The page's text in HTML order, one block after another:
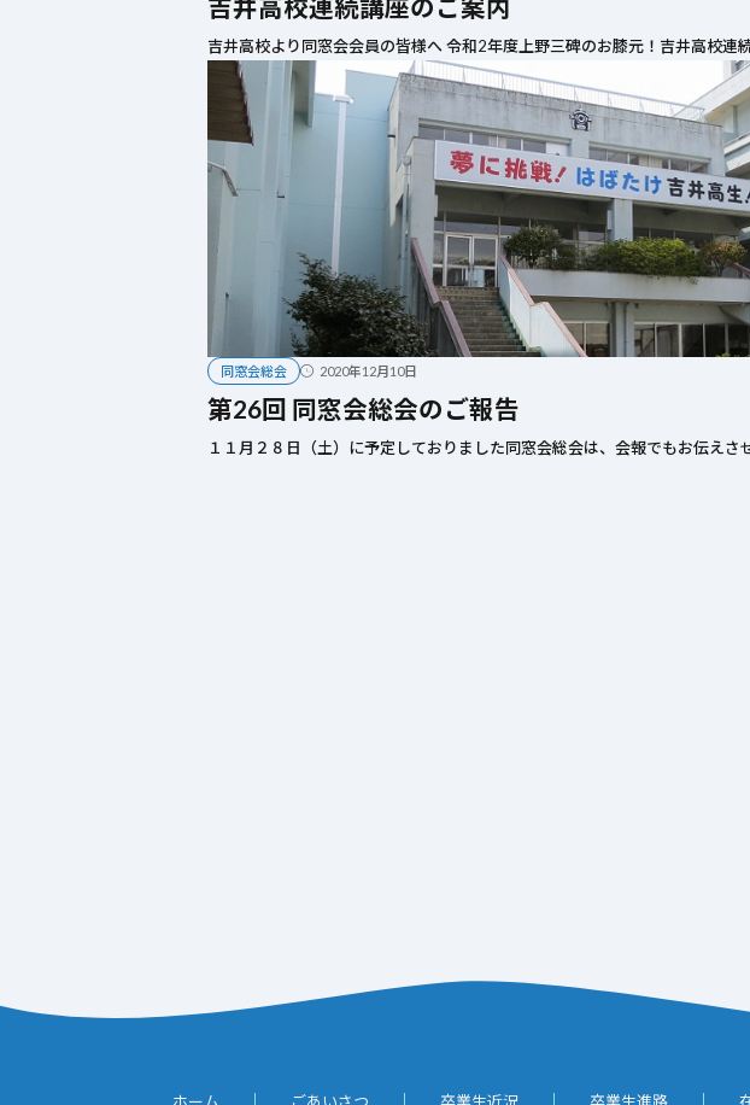
吉井高校連続講座のご案内
吉井高校より同窓会会員の皆様へ 令和2年度上野三碑のお膝元！吉井高校連
同窓会総会 2020年12月10日
第26回 同窓会総会のご報告
１１月２８日（土）に予定しておりました同窓会総会は、会報でもお伝えさ